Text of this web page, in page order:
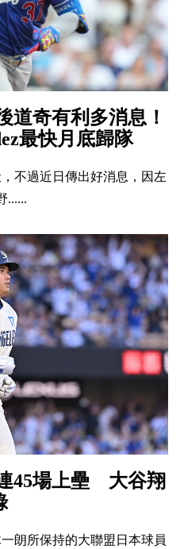
道奇有利多消息！
最快月底歸隊
不過近日傳出好消息，因左
......
45場上壘 大谷翔
朗所保持的大聯盟日本球員